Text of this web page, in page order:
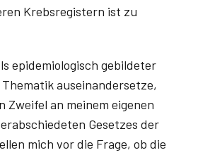
Krebsregistern ist zu
epidemiologisch gebildeter
auseinandersetze,
Zweifel an meinem eigenen
Gesetzes der
mich vor die Frage, ob die